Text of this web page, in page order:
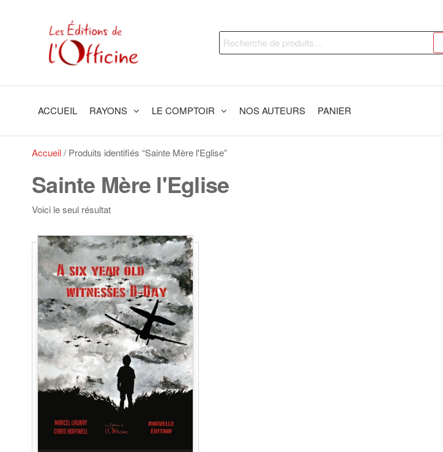
Editions
l'Officine
Recherche
pour :
ACCUEIL RAYONS LE COMPTOIR NOS AUTEURS PANIER
Accueil/ Produits identifiés “Sainte Mère l'Eglise”
Sainte Mère l'Eglise
Voici le seul résultat